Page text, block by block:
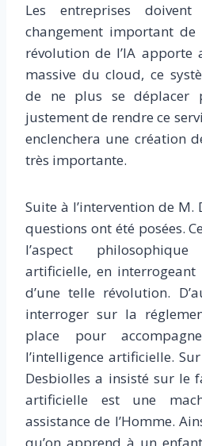
Les entreprises
changement important de
révolution de l’IA apporte
massive du cloud, ce
de ne plus se déplacer
justement de rendre ce
enclenchera une création
très importante.
Suite à l’intervention de
questions ont été posées.
l’aspect
artificielle, en interrogeant
d’une telle révolution.
interroger sur la
place pour
l’intelligence artificielle.
Desbiolles a insisté sur le
artificielle est une
assistance de l’Homme.